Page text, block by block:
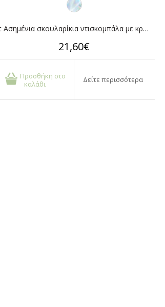
Jt Ασημένια σκουλαρίκια ντισκομπάλα με κρύσταλλα
21,60€
Προσθήκη στο
καλάθι
Δείτε περισσότερα